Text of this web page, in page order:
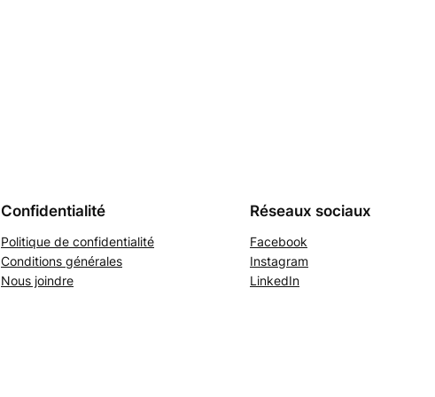
Confidentialité
Politique de confidentialité
Conditions générales
Nous joindre
Réseaux sociaux
Facebook
Instagram
LinkedIn